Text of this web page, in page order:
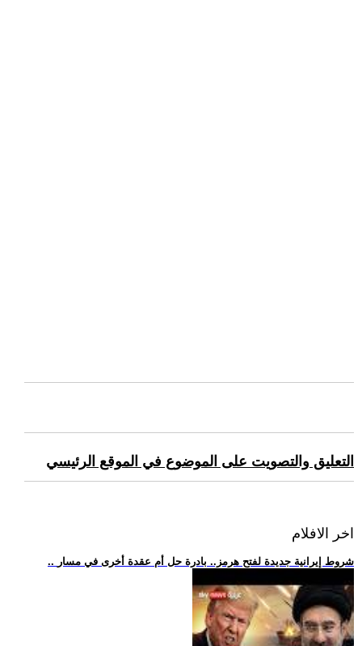
التعليق والتصويت على الموضوع في الموقع الرئيسي
اخر الافلام
.. شروط إيرانية جديدة لفتح هرمز.. بادرة حل أم عقدة أخرى في مسار